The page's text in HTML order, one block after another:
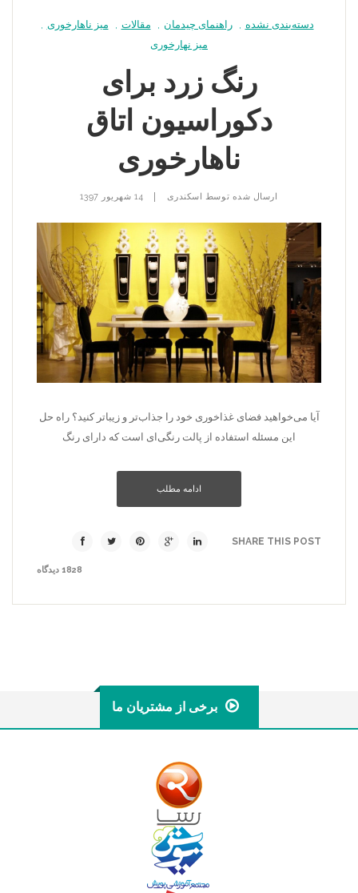
دسته‌بندی نشده راهنمای چیدمان مقالات میز ناهارخوری
میز نهارخوری
رنگ زرد برای
دکوراسیون اتاق
ناهارخوری
ارسال شده توسط اسکندری 14 شهریور 1397
آیا می‌خواهید فضای غذاخوری خود را جذاب‌تر و زیباتر كنید؟ راه حل
این مسئله استفاده از پالت رنگی‌ای است كه دارای رنگ
ادامه مطلب
SHARE THIS POST
1828 دیدگاه
برخی از مشتریان ما